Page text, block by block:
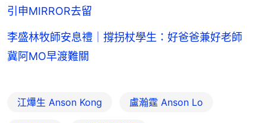
引申MIRROR去留
李盛林牧師安息禮｜撐拐杖學生：好爸爸兼好老師
冀阿MO早渡難關
江𤒹生 Anson Kong 盧瀚霆 Anson Lo